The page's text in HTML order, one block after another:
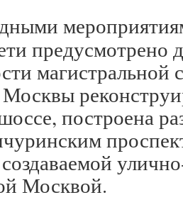
предусмотрено
магистральной
построена
Москвой.